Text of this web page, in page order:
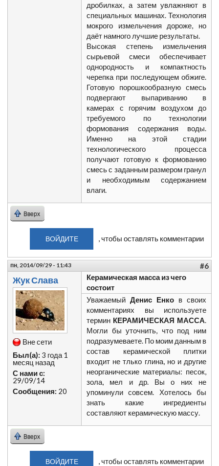
дробилках, а затем увлажняют в
специальных машинах. Технология
мокрого измельчения дороже, но
даёт намного лучшие результаты.
Высокая степень измельчения
сырьевой смеси обеспечивает
однородность и компактность
черепка при последующем обжиге.
Готовую порошкообразную смесь
подвергают выпариванию в
камерах с горячим воздухом до
требуемого по технологии
формования содержания воды.
Именно на этой стадии
технологического процесса
получают готовую к формованию
смесь с заданным размером гранул
и необходимым содержанием
влаги.
Вверх
ВОЙДИТЕ , чтобы оставлять комментарии
пн, 2014/09/29 - 11:43 #6
Жук Слава
Вне сети
Был(а): 3 года 1
месяц назад
С нами с:
29/09/14
Сообщения: 20
Керамическая масса из чего
состоит
Уважаемый Денис Енко в своих
комментариях вы используете
термин КЕРАМИЧЕСКАЯ МАССА.
Могли бы уточнить, что под ним
подразумеваете. По моим данным в
состав керамической плитки
входит не тлько глина, но и другие
неорганические материалы: песок,
зола, мел и др. Вы о них не
упоминули совсем. Хотелось бы
знать какие ингредиенты
составляют керамическую массу.
Вверх
ВОЙДИТЕ , чтобы оставлять комментарии